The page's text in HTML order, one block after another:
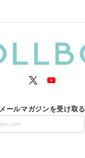
メールマガジンを受け取る